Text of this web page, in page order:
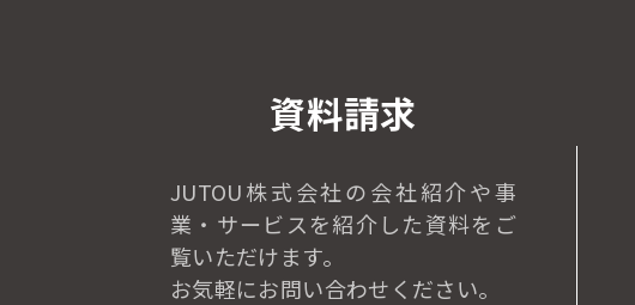
資料請求
JUTOU株式会社の会社紹介や事
業・ サービスを紹介した資料をご
覧いただけます。
お気軽にお問い合わせください。